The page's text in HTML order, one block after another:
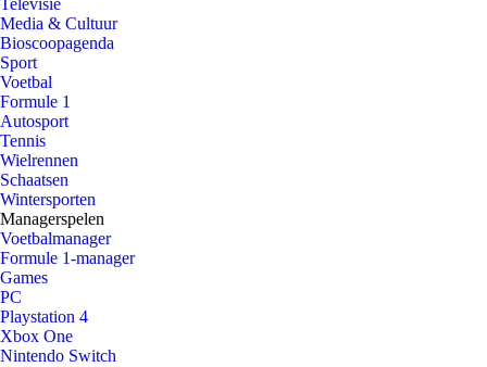
Televisie
Media & Cultuur
Bioscoopagenda
Sport
Voetbal
Formule 1
Autosport
Tennis
Wielrennen
Schaatsen
Wintersporten
Managerspelen
Voetbalmanager
Formule 1-manager
Games
PC
Playstation 4
Xbox One
Nintendo Switch